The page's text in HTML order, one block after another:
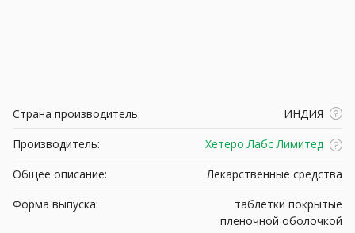
Страна производитель:
ИНДИЯ
Производитель:
Хетеро Лабс Лимитед
Общее описание:
Лекарственные средства
Форма выпуска:
таблетки покрытые
пленочной оболочкой